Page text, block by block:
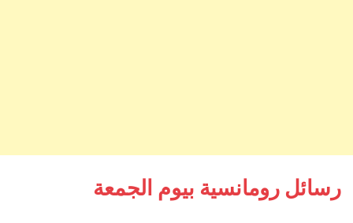
رسائل رومانسية بيوم الجمعة